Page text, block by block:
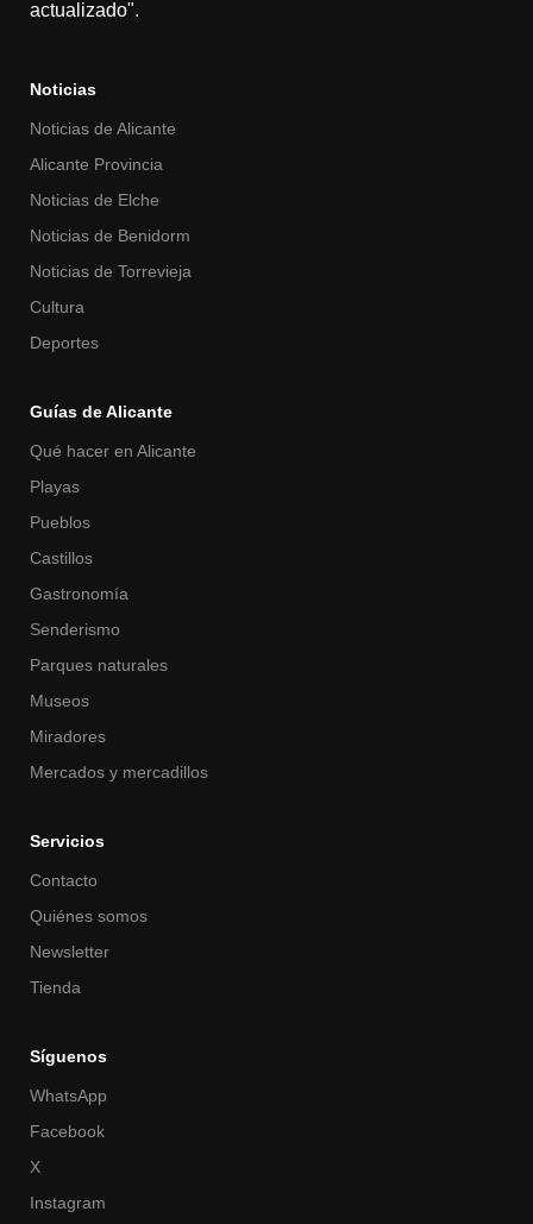
actualizado".
Noticias
Noticias de Alicante
Alicante Provincia
Noticias de Elche
Noticias de Benidorm
Noticias de Torrevieja
Cultura
Deportes
Guías de Alicante
Qué hacer en Alicante
Playas
Pueblos
Castillos
Gastronomía
Senderismo
Parques naturales
Museos
Miradores
Mercados y mercadillos
Servicios
Contacto
Quiénes somos
Newsletter
Tienda
Síguenos
WhatsApp
Facebook
X
Instagram